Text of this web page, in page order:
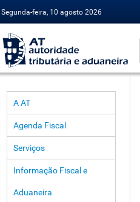
Segunda-feira, 10 agosto 2026
A AT
Agenda Fiscal
Serviços
Informação Fiscal e
Aduaneira